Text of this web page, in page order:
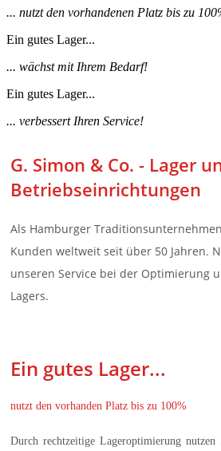
... nutzt den vorhandenen Platz bis zu
Ein gutes Lager...
... wächst mit Ihrem Bedarf!
Ein gutes Lager...
... verbessert Ihren Service!
G. Simon & Co. - Lager
Betriebseinrichtungen
Als Hamburger
Kunden weltweit seit über 50 Jahren.
unseren Service bei der Optimierung
Lagers.
Ein gutes Lager...
nutzt den vorhanden Platz bis zu 100%
Durch rechtzeitige Lageroptimierung nutzen